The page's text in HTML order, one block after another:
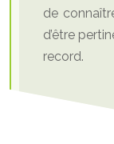
de
d’être
record.